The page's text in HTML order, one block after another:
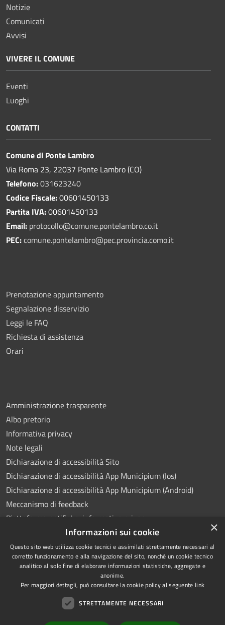
Notizie
Comunicati
Avvisi
VIVERE IL COMUNE
Eventi
Luoghi
CONTATTI
Comune di Ponte Lambro
Via Roma 23, 22037 Ponte Lambro (CO)
Telefono:031623240
Codice Fiscale:00601450133
Partita IVA:00601450133
Email: protocollo@comune.pontelambro.co.it
PEC:comune.pontelambro@pec.provincia.como.it
Prenotazione appuntamento
Segnalazione disservizio
Leggi le FAQ
Richiesta di assistenza
Orari
Amministrazione trasparente
Albo pretorio
Informativa privacy
Note legali
Dichiarazione di accessibilità Sito
Dichiarazione di accessibilità App Municipium (Ios)
Dichiarazione di accessibilità App Municipium (Android)
Meccanismo di feedback
Piattaforma notifiche: informativa privacy
Videosorveglianza
×
Informazioni sui cookie
Questo sito web utilizza cookie tecnici e assimilati strettamente necessari al
corretto funzionamento e alla navigazione del sito, nonché un cookie tecnico
analitico al solo fine di elaborare informazioni statistiche, aggregate e
anonime.
Per maggiori dettagli, può consultare la cookie policy al seguente link
STRETTAMENTE NECESSARI